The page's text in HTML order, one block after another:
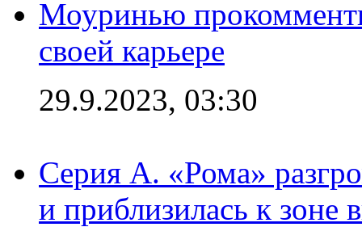
Моуринью
своей карьере
29.9.2023, 03:30
Серия А. «Рома»
и приблизилась к зоне